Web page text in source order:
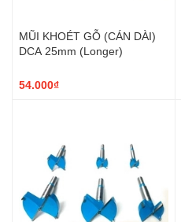
MŨI KHOÉT GỖ (CÁN DÀI)
DCA 25mm (Longer)
54.000₫